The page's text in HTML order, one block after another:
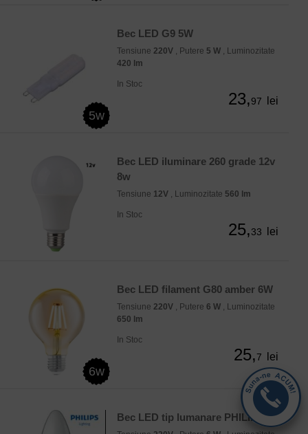
5w
Bec LED G9 5W
Tensiune 220V , Putere 5 W , Luminozitate
420 lm
In Stoc
23,97 lei
Bec LED iluminare 260 grade 12v
8w
Tensiune 12V , Luminozitate 560 lm
In Stoc
25,33 lei
6w
Bec LED filament G80 amber 6W
Tensiune 220V , Putere 6 W , Luminozitate
650 lm
In Stoc
25,7 lei
Bec LED tip lumanare PHILIPS 6W